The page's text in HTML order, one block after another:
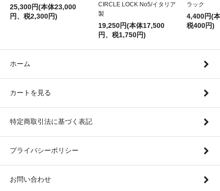
25,300円(本体23,000
円、税2,300円)
CIRCLE LOCK No5/イタリア
製
19,250円(本体17,500
円、税1,750円)
ラック
4,400円(
税400円)
ホーム
カートを見る
特定商取引法に基づく表記
プライバシーポリシー
お問い合わせ